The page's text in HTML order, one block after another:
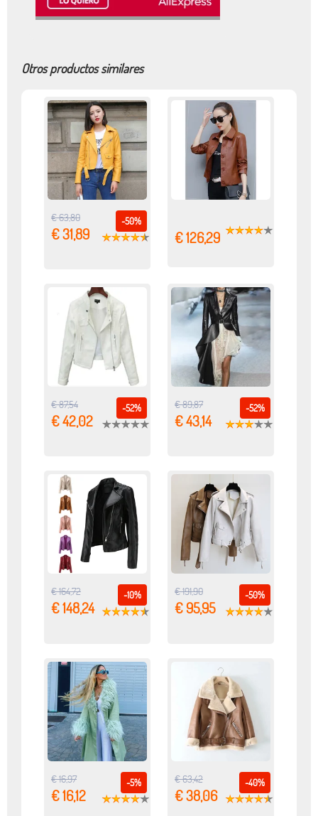
Otros productos similares
-50%
€ 63,80
€ 31,89 € 126,29
-52%
€ 87,54
€ 42,02
-52%
€ 89,87
€ 43,14
-10%
€ 164,72
€ 148,24
-50%
€ 191,90
€ 95,95
-5%
€ 16,97
€ 16,12
-40%
€ 63,42
€ 38,06